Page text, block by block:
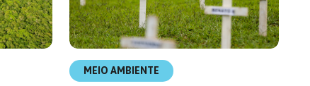
MEIO AMBIENTE